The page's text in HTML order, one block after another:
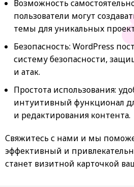
Возможность
пользователи могут
темы для уникальных
Безопасность: WordPress
систему безопасности,
и атак.
Простота использования:
интуитивный функционал
и редактирования контента.
Свяжитесь с нами и мы
эффективный и
станет визитной карточкой